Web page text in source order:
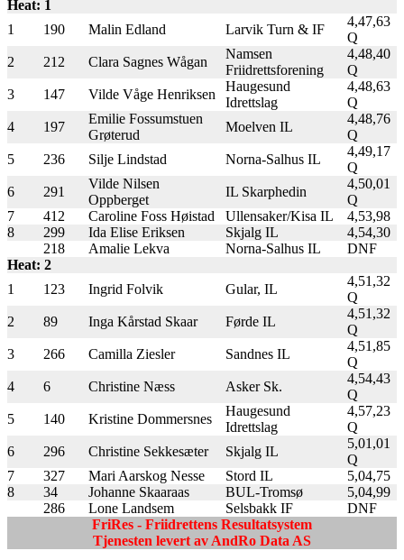
Heat: 1
1
190 Malin Edland Larvik Turn & IF
4,47,63
Q
2
212 Clara Sagnes Wågan
Namsen
Friidrettsforening
4,48,40
Q
3
147 Vilde Våge Henriksen
Haugesund
Idrettslag
4,48,63
Q
4
197
Emilie Fossumstuen
Grøterud
Moelven IL
4,48,76
Q
5
236 Silje Lindstad Norna-Salhus IL
4,49,17
Q
6
291
Vilde Nilsen
Oppberget
IL Skarphedin
4,50,01
Q
7
412 Caroline Foss Høistad Ullensaker/Kisa IL
4,53,98
8
299 Ida Elise Eriksen Skjalg IL
4,54,30
218
Amalie Lekva Norna-Salhus IL
DNF
Heat: 2
1
123 Ingrid Folvik Gular, IL
4,51,32
Q
2
89 Inga Kårstad Skaar Førde IL
4,51,32
Q
3
266 Camilla Ziesler Sandnes IL
4,51,85
Q
4
6 Christine Næss Asker Sk.
4,54,43
Q
5
140 Kristine Dommersnes
Haugesund
Idrettslag
4,57,23
Q
6
296 Christine Sekkesæter Skjalg IL
5,01,01
Q
7
327 Mari Aarskog Nesse Stord IL
5,04,75
8
34 Johanne Skaaraas BUL-Tromsø
5,04,99
286
Lone Landsem Selsbakk IF
DNF
FriRes - Friidrettens Resultatsystem
Tjenesten levert av AndRo Data AS